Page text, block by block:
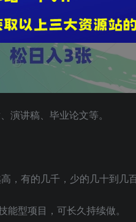
演讲稿、毕业论文等。
，有的几千，少的几十到几百
型项目，可长久持续做。